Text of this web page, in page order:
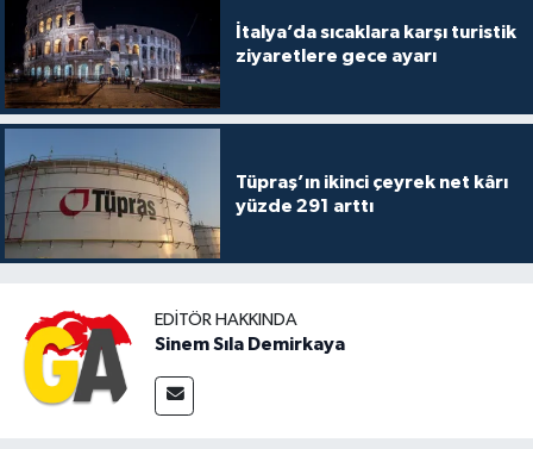
İtalya’da sıcaklara karşı turistik
ziyaretlere gece ayarı
Tüpraş’ın ikinci çeyrek net kârı
yüzde 291 arttı
EDITÖR HAKKINDA
Sinem Sıla Demirkaya